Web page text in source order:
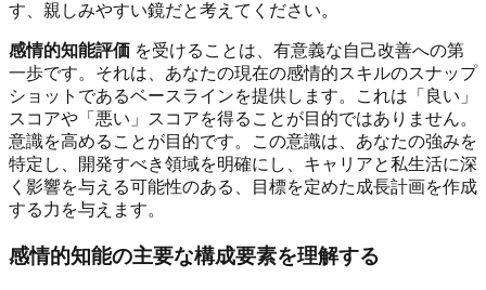
す、親しみやすい鏡だと考えてください。
感情的知能評価 を受けることは、有意義な自己改善への第
一歩です。それは、あなたの現在の感情的スキルのスナップ
ショットであるベースラインを提供します。これは「良い」
スコアや「悪い」スコアを得ることが目的ではありません。
意識を高めることが目的です。この意識は、あなたの強みを
特定し、開発すべき領域を明確にし、キャリアと私生活に深
く影響を与える可能性のある、目標を定めた成長計画を作成
する力を与えます。
感情的知能の主要な構成要素を理解する